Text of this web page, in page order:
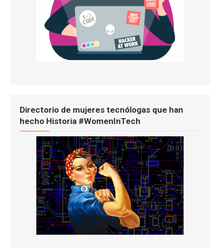
Directorio de mujeres tecnólogas que han
hecho Historia #WomenInTech